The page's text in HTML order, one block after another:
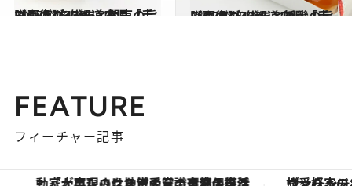
2025.7.16
【画像】47都道府県「手みやげグルメ」“関東の旨いもの”を総まとめ
贈りもの 2025.7.25
【画像】47都道府県「手みやげグルメ」“近畿の旨いもの”を総まとめ
贈りもの
FEATURE
フィーチャー記事